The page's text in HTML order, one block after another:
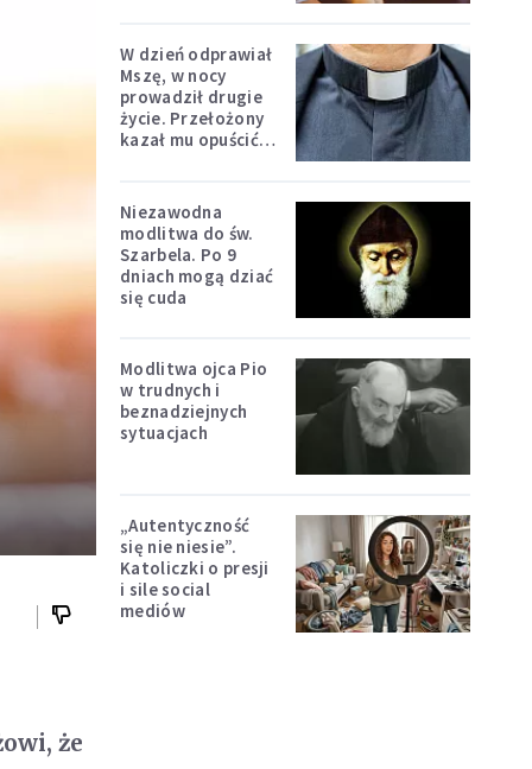
że
W dzień odprawiał
Mszę, w nocy
prowadził drugie
życie. Przełożony
kazał mu opuścić
Niezawodna
modlitwa do św.
Szarbela. Po 9
dniach mogą dziać
się cuda
Modlitwa ojca Pio
w trudnych i
beznadziejnych
sytuacjach
„Autentyczność
się nie niesie”.
Katoliczki o presji
i sile social
mediów